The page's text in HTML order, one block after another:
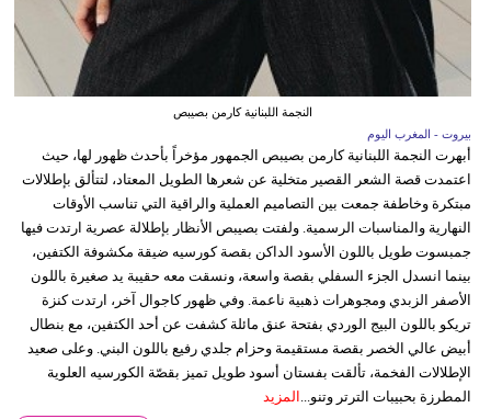
النجمة اللبنانية كارمن بصيبص
بيروت - المغرب اليوم
أبهرت النجمة اللبنانية كارمن بصيبص الجمهور مؤخراً بأحدث ظهور لها، حيث
اعتمدت قصة الشعر القصير متخلية عن شعرها الطويل المعتاد، لتتألق بإطلالات
مبتكرة وخاطفة جمعت بين التصاميم العملية والراقية التي تناسب الأوقات
النهارية والمناسبات الرسمية. ولفتت بصيبص الأنظار بإطلالة عصرية ارتدت فيها
جمبسوت طويل باللون الأسود الداكن بقصة كورسيه ضيقة مكشوفة الكتفين،
بينما انسدل الجزء السفلي بقصة واسعة، ونسقت معه حقيبة يد صغيرة باللون
الأصفر الزبدي ومجوهرات ذهبية ناعمة. وفي ظهور كاجوال آخر، ارتدت كنزة
تريكو باللون البيج الوردي بفتحة عنق مائلة كشفت عن أحد الكتفين، مع بنطال
أبيض عالي الخصر بقصة مستقيمة وحزام جلدي رفيع باللون البني. وعلى صعيد
الإطلالات الفخمة، تألقت بفستان أسود طويل تميز بقصّة الكورسيه العلوية
المطرزة بحبيبات الترتر وتنو...
المزيد